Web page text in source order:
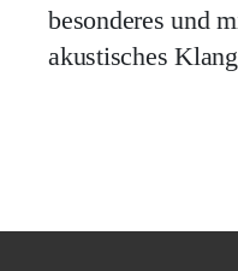
besonderes und
akustisches